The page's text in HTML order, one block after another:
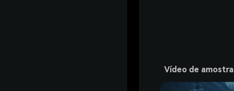
Vídeo de amostra